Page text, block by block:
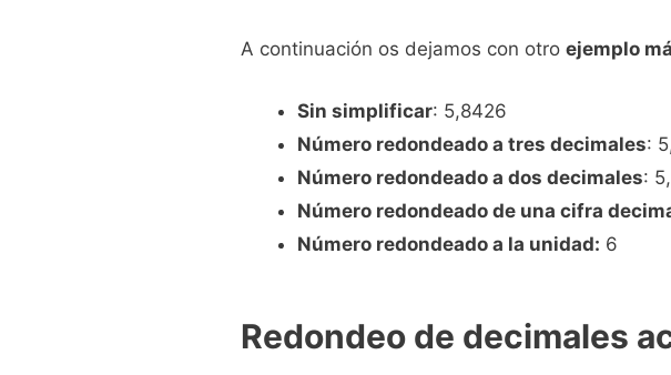
A continuación os dejamos con otro ejemplo
Sin simplificar: 5,8426
Número redondeado a tres decimales:
Número redondeado a dos decimales:
Número redondeado de una cifra
Número redondeado a la unidad: 6
Redondeo de decimales